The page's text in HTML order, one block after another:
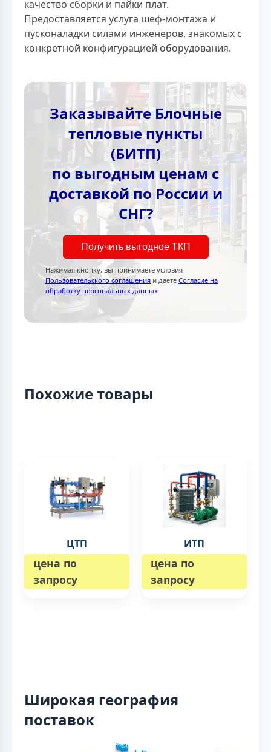
качество сборки и пайки плат.
Предоставляется услуга шеф-монтажа и
пусконаладки силами инженеров, знакомых с
конкретной конфигурацией оборудования.
Заказывайте Блочные
тепловые пункты
(БИТП)
по выгодным ценам с
доставкой по России и
СНГ?
Получить выгодное ТКП
Нажимая кнопку, вы принимаете условия
Пользовательского соглашения и даете Согласие на
обработку персональных данных
Похожие товары
ЦТП
цена по
запросу
ИТП
цена по
запросу
Широкая география
поставок